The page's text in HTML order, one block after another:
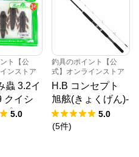
ト【公
ンストア
蟲 3.2イ
クイシ
キン
ット】
5.0
釣具のポイント【公
式】オンラインストア
H.B コンセプト
旭舷(きょくげん)-
EX 20-195 KP
-2019 H.B con
5.0
(5件)